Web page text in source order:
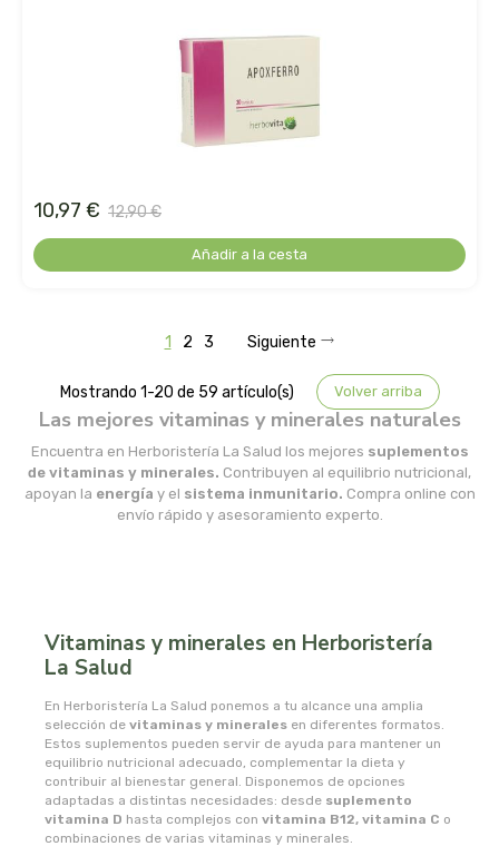
Las mejores vitaminas y minerales naturales
Encuentra en Herboristería La Salud los mejores suplementos
de vitaminas y minerales. Contribuyen al equilibrio nutricional,
apoyan la energía y el sistema inmunitario. Compra online con
envío rápido y asesoramiento experto.
Vitaminas y minerales en Herboristería
La Salud
En Herboristería La Salud ponemos a tu alcance una amplia
selección de vitaminas y minerales en diferentes formatos.
Estos suplementos pueden servir de ayuda para mantener un
equilibrio nutricional adecuado, complementar la dieta y
contribuir al bienestar general. Disponemos de opciones
adaptadas a distintas necesidades: desde suplemento
vitamina D hasta complejos con vitamina B12, vitamina C o
combinaciones de varias vitaminas y minerales.
10,97 € 12,90 €
Añadir a la cesta
1 2 3 Siguiente
Mostrando 1-20 de 59 artículo(s) Volver arriba
masmi
mon
monki
msr laboratorios
najel
nale
natracare
natruly